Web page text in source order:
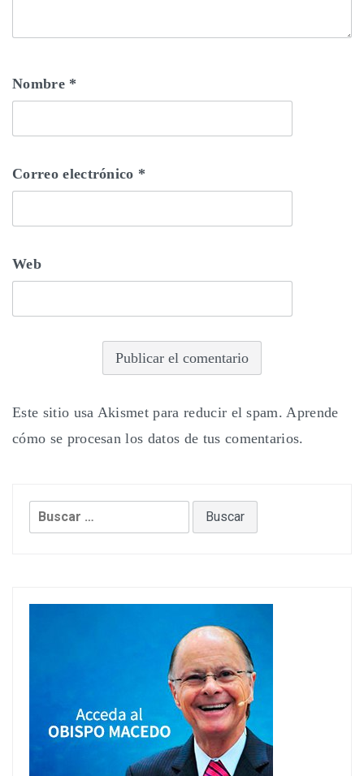
Nombre *
Correo electrónico *
Web
Este sitio usa Akismet para reducir el spam. Aprende
cómo se procesan los datos de tus comentarios.
Buscar: